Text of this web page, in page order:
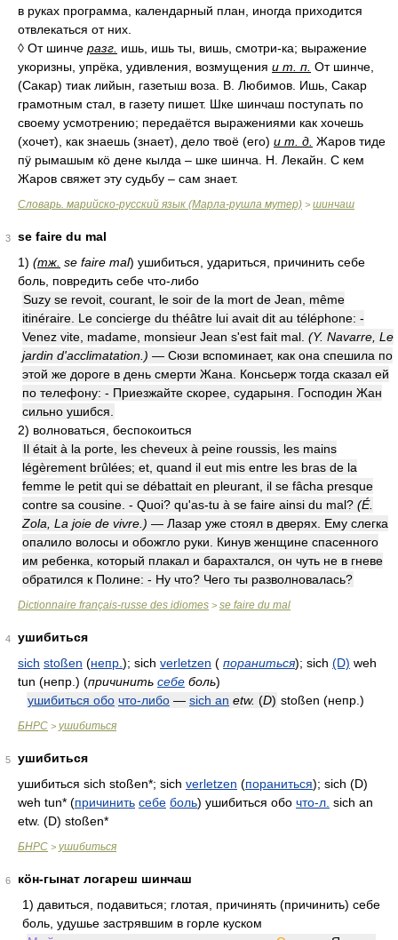
в руках программа, календарный план, иногда приходится
отвлекаться от них.
◊ От шинче разг. ишь, ишь ты, вишь, смотри-ка; выражение
укоризны, упрёка, удивления, возмущения и т. п. От шинче,
(Сакар) тиак лийын, газетыш воза. В. Любимов. Ишь, Сакар
грамотным стал, в газету пишет. Шке шинчаш поступать по
своему усмотрению; передаётся выражениями как хочешь
(хочет), как знаешь (знает), дело твоё (его) и т. д. Жаров тиде
пӱ рымашым кӧ дене кылда – шке шинча. Н. Лекайн. С кем
Жаров свяжет эту судьбу – сам знает.
Словарь. марийско-русский язык (Марла-рушла мутер) > шинчаш
3
se faire du mal
1) (тж. se faire mal) ушибиться, удариться, причинить себе
боль, повредить себе что-либо
Suzy se revoit, courant, le soir de la mort de Jean, même
itinéraire. Le concierge du théâtre lui avait dit au téléphone: -
Venez vite, madame, monsieur Jean s'est fait mal. (Y. Navarre, Le
jardin d'acclimatation.) — Сюзи вспоминает, как она спешила по
этой же дороге в день смерти Жана. Консьерж тогда сказал ей
по телефону: - Приезжайте скорее, сударыня. Господин Жан
сильно ушибся.
2) волноваться, беспокоиться
Il était à la porte, les cheveux à peine roussis, les mains
légèrement brûlées; et, quand il eut mis entre les bras de la
femme le petit qui se débattait en pleurant, il se fâcha presque
contre sa cousine. - Quoi? qu'as-tu à se faire ainsi du mal? (É.
Zola, La joie de vivre.) — Лазар уже стоял в дверях. Ему слегка
опалило волосы и обожгло руки. Кинув женщине спасенного
им ребенка, который плакал и барахтался, он чуть не в гневе
обратился к Полине: - Ну что? Чего ты разволновалась?
Dictionnaire français-russe des idiomes > se faire du mal
4
ушибиться
sich stoßen (непр. ); sich verletzen ( пораниться); sich (D) weh
tun (непр.) (причинить себе боль)
ушибиться обо что-либо — sich an etw. (D) stoßen (непр.)
БНРС > ушибиться
5
ушибиться
ушибиться sich stoßen*; sich verletzen (пораниться); sich (D)
weh tun* (причинить себе боль) ушибиться обо что-л. sich an
etw. (D) stoßen*
БНРС > ушибиться
6
кӧн-гынат логареш шинчаш
1) давиться, подавиться; глотая, причинять (причинить) себе
боль, удушье застрявшим в горле куском